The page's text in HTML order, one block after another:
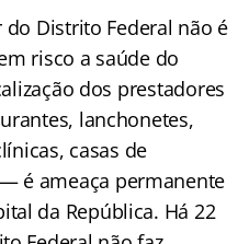
Distrito Federal não é
risco a saúde do
dos prestadores
lanchonetes,
casas de
é ameaça permanente
da República. Há 22